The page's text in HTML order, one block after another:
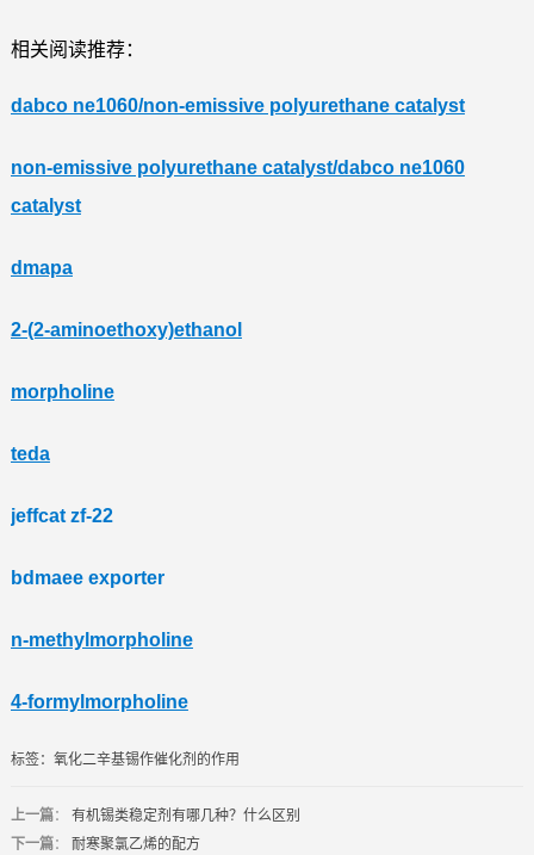
相关阅读推荐：
dabco ne1060/non-emissive polyurethane catalyst
non-emissive polyurethane catalyst/dabco ne1060
catalyst
dmapa
2-(2-aminoethoxy)ethanol
morpholine
teda
jeffcat zf-22
bdmaee exporter
n-methylmorpholine
4-formylmorpholine
标签： 氧化二辛基锡作催化剂的作用
上一篇： 有机锡类稳定剂有哪几种？什么区别
下一篇： 耐寒聚氯乙烯的配方